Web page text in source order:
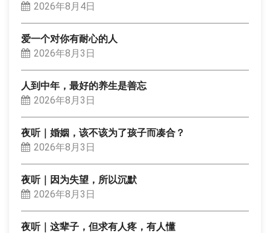
2026年8月4日
爱一个对你有耐心的人
2026年8月3日
人到中年，最好的养生是善忘
2026年8月3日
夜听｜婚姻，该不该为了孩子而凑合？
2026年8月3日
夜听｜因为失望，所以沉默
2026年8月3日
夜听｜这辈子，但求有人疼，有人懂